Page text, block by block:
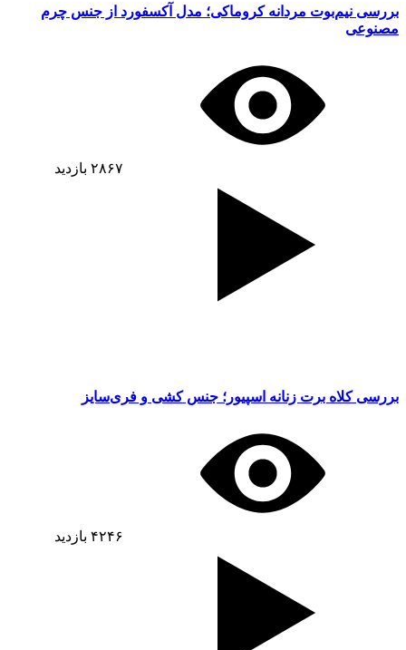
بررسی نیم‌بوت مردانه کروماکی؛ مدل آکسفورد از جنس چرم
مصنوعی
۲۸۶۷ بازدید
بررسی کلاه برت زنانه اسپیور؛ جنس کشی و فری‌سایز
۴۲۴۶ بازدید